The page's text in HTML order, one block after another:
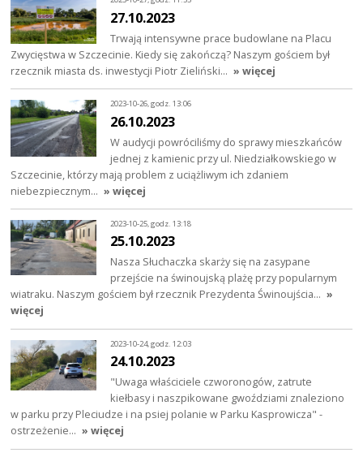
27.10.2023
Trwają intensywne prace budowlane na Placu
Zwycięstwa w Szczecinie. Kiedy się zakończą? Naszym gościem był
rzecznik miasta ds. inwestycji Piotr Zieliński… » więcej
2023-10-26, godz. 13:06
26.10.2023
W audycji powróciliśmy do sprawy mieszkańców
jednej z kamienic przy ul. Niedziałkowskiego w
Szczecinie, którzy mają problem z uciążliwym ich zdaniem
niebezpiecznym… » więcej
2023-10-25, godz. 13:18
25.10.2023
Nasza Słuchaczka skarży się na zasypane
przejście na świnoujską plażę przy popularnym
wiatraku. Naszym gościem był rzecznik Prezydenta Świnoujścia… »
więcej
2023-10-24, godz. 12:03
24.10.2023
"Uwaga właściciele czworonogów, zatrute
kiełbasy i naszpikowane gwoździami znaleziono
w parku przy Pleciudze i na psiej polanie w Parku Kasprowicza" -
ostrzeżenie… » więcej